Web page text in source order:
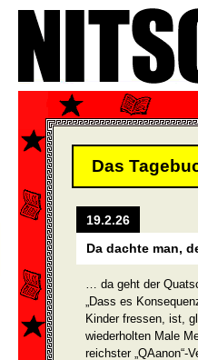
Das
19.2.26
Da dachte man,
… da geht der
„Dass es
Kinder fressen, ist,
wiederholten Male
reichster „QAanon“-